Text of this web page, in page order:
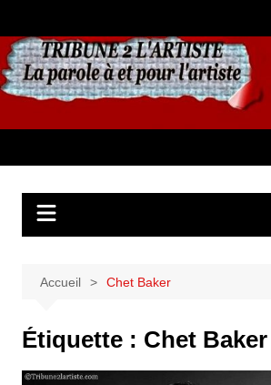
au
contenu
Accueil Chet Baker
Étiquette : Chet Baker